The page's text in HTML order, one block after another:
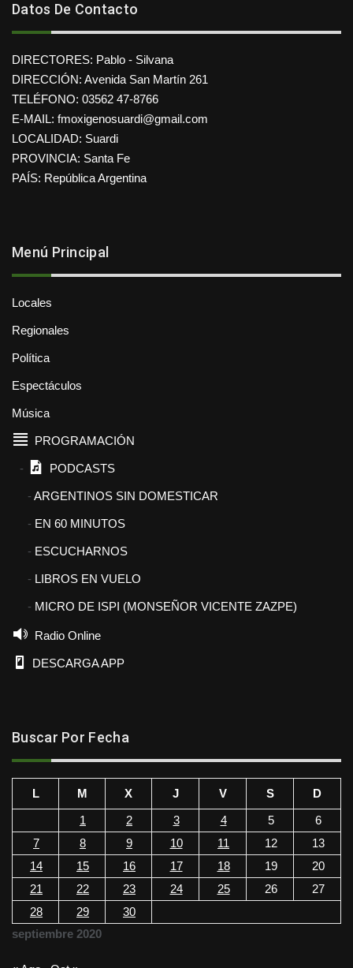
Datos De Contacto
DIRECTORES: Pablo - Silvana
DIRECCIÓN: Avenida San Martín 261
TELÉFONO: 03562 47-8766
E-MAIL: fmoxigenosuardi@gmail.com
LOCALIDAD: Suardi
PROVINCIA: Santa Fe
PAÍS: República Argentina
Menú Principal
Locales
Regionales
Política
Espectáculos
Música
PROGRAMACIÓN
PODCASTS
ARGENTINOS SIN DOMESTICAR
EN 60 MINUTOS
ESCUCHARNOS
LIBROS EN VUELO
MICRO DE ISPI (MONSEÑOR VICENTE ZAZPE)
Radio Online
DESCARGA APP
Buscar Por Fecha
septiembre 2020
L M X J V S
D
1
2 3 4 5
6
7
8 9 10 11 12
13
14
15 16 17 18 19
20
21
22 23 24 25 26
27
28
29 30